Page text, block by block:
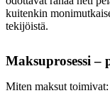
kuitenkin
tekijöistä.
Maksuprosessi –
Miten maksut toimivat: